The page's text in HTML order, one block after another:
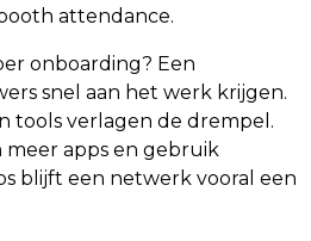
attendance.
onboarding? Een
snel aan het werk krijgen.
tools verlagen de drempel.
apps en gebruik
blijft een netwerk vooral een